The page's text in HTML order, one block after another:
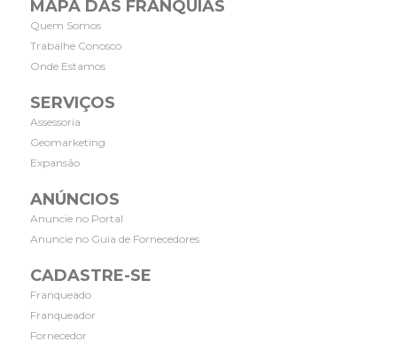
MAPA DAS FRANQUIAS
Quem Somos
Trabalhe Conosco
Onde Estamos
SERVIÇOS
Assessoria
Geomarketing
Expansão
ANÚNCIOS
Anuncie no Portal
Anuncie no Guia de Fornecedores
CADASTRE-SE
Franqueado
Franqueador
Fornecedor